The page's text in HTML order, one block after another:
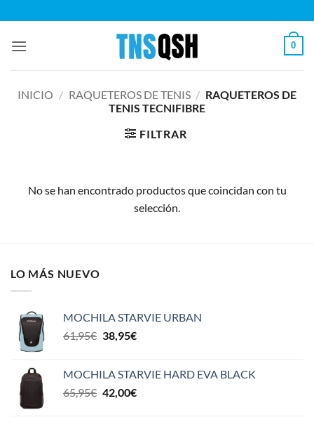
al
contenido
0
INICIO / RAQUETEROS DE TENIS / RAQUETEROS DE
TENIS TECNIFIBRE
FILTRAR
No se han encontrado productos que coincidan con tu
selección.
LO MÁS NUEVO
MOCHILA STARVIE URBAN
61,95€ El
era:
61,95€.
38,95€El
es:
38,95€.
MOCHILA STARVIE HARD EVA BLACK
65,95€ El
42,00€El